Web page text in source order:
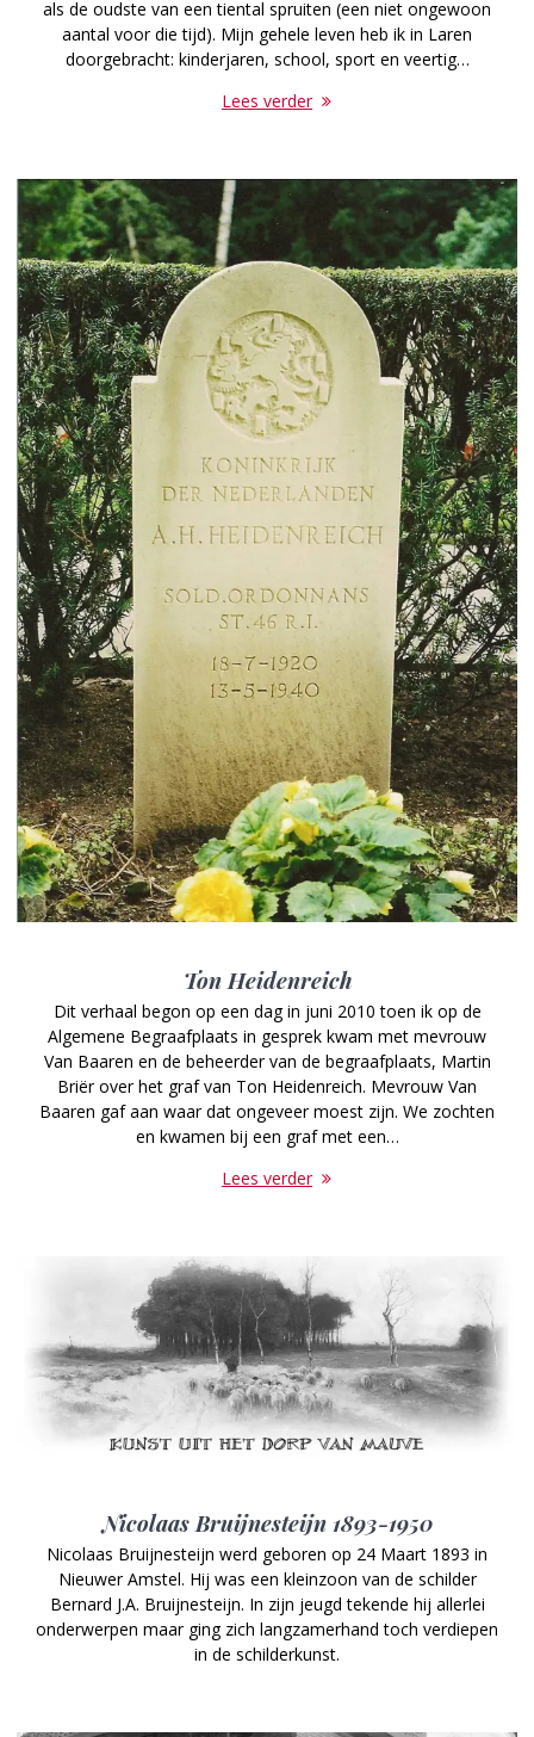
als de oudste van een tiental spruiten (een niet ongewoon
aantal voor die tijd). Mijn gehele leven heb ik in Laren
doorgebracht: kinderjaren, school, sport en veertig…
Lees verder
Ton Heidenreich
Dit verhaal begon op een dag in juni 2010 toen ik op de
Algemene Begraafplaats in gesprek kwam met mevrouw
Van Baaren en de beheerder van de begraafplaats, Martin
Briër over het graf van Ton Heidenreich. Mevrouw Van
Baaren gaf aan waar dat ongeveer moest zijn. We zochten
en kwamen bij een graf met een…
Lees verder
Nicolaas Bruijnesteijn 1893-1950
Nicolaas Bruijnesteijn werd geboren op 24 Maart 1893 in
Nieuwer Amstel. Hij was een kleinzoon van de schilder
Bernard J.A. Bruijnesteijn. In zijn jeugd tekende hij allerlei
onderwerpen maar ging zich langzamerhand toch verdiepen
in de schilderkunst.